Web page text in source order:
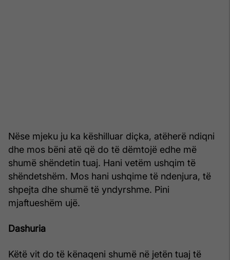
Nëse mjeku ju ka këshilluar diçka, atëherë ndiqni
dhe mos bëni atë që do të dëmtojë edhe më
shumë shëndetin tuaj. Hani vetëm ushqim të
shëndetshëm. Mos hani ushqime të ndenjura, të
shpejta dhe shumë të yndyrshme. Pini
mjaftueshëm ujë.
Dashuria
Këtë vit do të kënaqeni shumë në jetën tuaj të